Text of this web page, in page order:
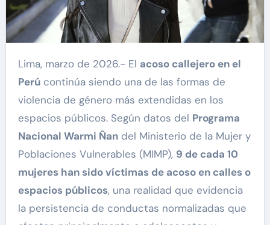
Lima, marzo de 2026.- El acoso callejero en el
Perúcontinúa siendo una de las formas de
violencia de género más extendidas en los
espacios públicos. Según datos del Programa
Nacional Warmi Ñandel Ministerio de la Mujer y
Poblaciones Vulnerables (MIMP), 9 de cada 10
mujeres han sido víctimas de acoso en calles o
espacios públicos, una realidad que evidencia
la persistencia de conductas normalizadas que